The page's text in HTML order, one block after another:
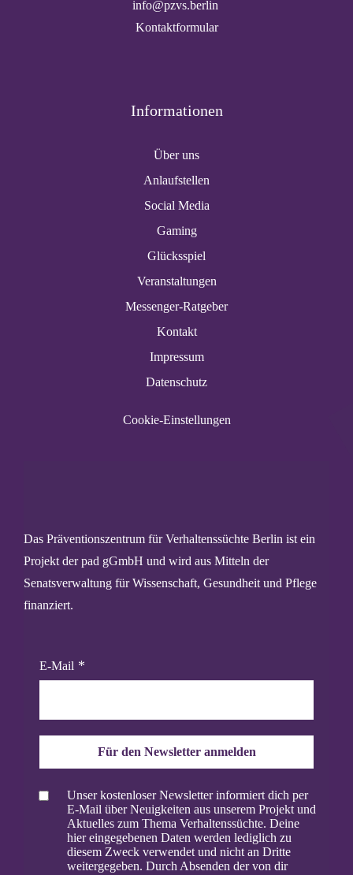
info@pzvs.berlin
Kontaktformular
Informationen
Über uns
Anlaufstellen
Social Media
Gaming
Glücksspiel
Veranstaltungen
Messenger-Ratgeber
Kontakt
Impressum
Datenschutz
Cookie-Einstellungen
Das Präventionszentrum für Verhaltenssüchte Berlin ist ein
Projekt der pad gGmbH und wird aus Mitteln der
Senatsverwaltung für Wissenschaft, Gesundheit und Pflege
finanziert.
E-Mail
Für den Newsletter anmelden
Unser kostenloser Newsletter informiert dich per
E-Mail über Neuigkeiten aus unserem Projekt und
Aktuelles zum Thema Verhaltenssüchte. Deine
hier eingegebenen Daten werden lediglich zu
diesem Zweck verwendet und nicht an Dritte
weitergegeben. Durch Absenden der von dir